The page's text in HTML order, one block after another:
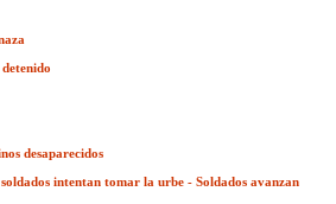
desaparecidos
intentan tomar la urbe - Soldados avanzan